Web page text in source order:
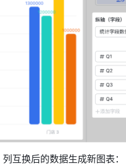
互换后的数据生成新图表：